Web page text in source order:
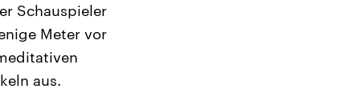
Schauspieler
Meter vor
aus.